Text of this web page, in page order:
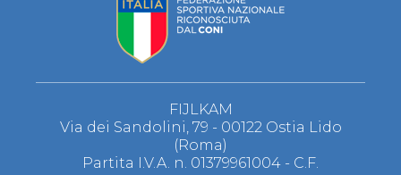
FIJLKAM
Via dei Sandolini, 79 - 00122 Ostia Lido
(Roma)
Partita I.V.A. n. 01379961004 - C.F.